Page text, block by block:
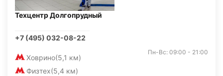
Техцентр Долгопрудный
+7 (495) 032-08-22
Ховрино(5,1 км)
Физтех(5,4 км)
Пн-Вс: 09:00 - 21:00